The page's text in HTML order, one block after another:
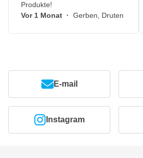
Produkte!
Vor 1 Monat · Gerben, Druten
E-mail
Instagram